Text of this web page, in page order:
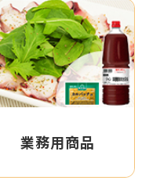
業務用商品